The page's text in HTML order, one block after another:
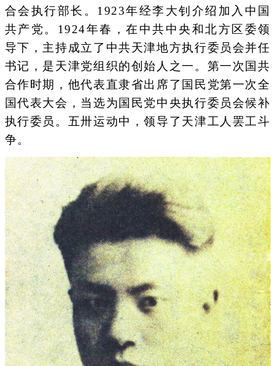
合会执行部长。1923年经李大钊介绍加入中国
共产党。1924年春，在中共中央和北方区委领
导下，主持成立了中共天津地方执行委员会并任
书记，是天津党组织的创始人之一。第一次国共
合作时期，他代表直隶省出席了国民党第一次全
国代表大会，当选为国民党中央执行委员会候补
执行委员。五卅运动中，领导了天津工人罢工斗
争。